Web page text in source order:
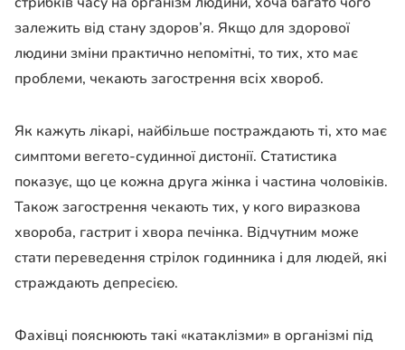
залежить від стану здоров’я. Якщо для здорової
людини зміни практично непомітні, то тих, хто має
проблеми, чекають загострення всіх хвороб.
Як кажуть лікарі, найбільше постраждають ті, хто має
симптоми вегето-судинної дистонії. Статистика
показує, що це кожна друга жінка і частина чоловіків.
Також загострення чекають тих, у кого виразкова
хвороба, гастрит і хвора печінка. Відчутним може
стати переведення стрілок годинника і для людей, які
страждають депресією.
Фахівці пояснюють такі «катаклізми» в організмі під